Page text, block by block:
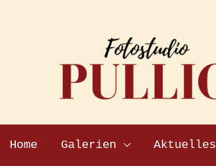
Home Galerien Aktuelles